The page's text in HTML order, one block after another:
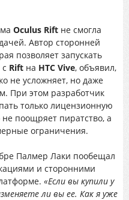
Oculus Rift не смогла
Автор сторонней
позволяет запускать
Riftна HTC Vive, объявил,
не усложняет, но даже
При этом разработчик
только лицензионную
поощряет пиратство, а
ограничения.
Палмер Лаки пообещал
и сторонними
«Если вы купили у
ли вы ее. Как я уже